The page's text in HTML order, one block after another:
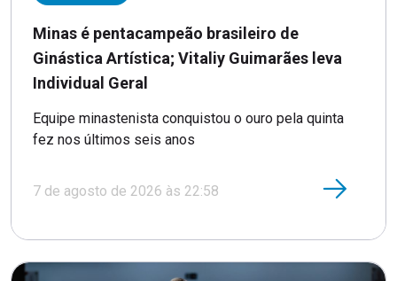
Minas é pentacampeão brasileiro de
Ginástica Artística; Vitaliy Guimarães leva
Individual Geral
Equipe minastenista conquistou o ouro pela quinta
fez nos últimos seis anos
7 de agosto de 2026 às 22:58